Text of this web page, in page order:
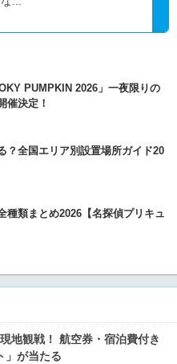
PUMPKIN 2026」一夜限りの
催決定！
？全国エリア別設置場所ガイド20
種類まとめ2026【名探偵プリキュ
地観戦！ 航空券・宿泊費付き
」が当たる